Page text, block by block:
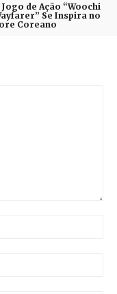
de Ação “Woochi
Se Inspira no
Coreano